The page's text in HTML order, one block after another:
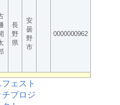
長
野
県
安
曇
野
市
0000000962